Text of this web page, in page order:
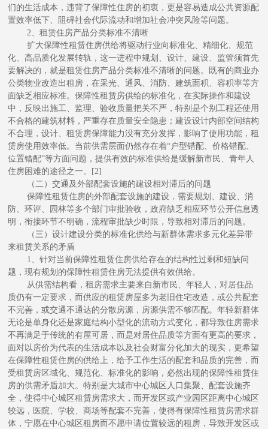
们的生活成本，违背了保障性住房的初衷，更是容易造成公共资源配
置效率低下、阻碍社会代际流动和增加社会冲突风险等问题。
2、租赁住房产品分类标准不清晰
扩大保障性租赁住房供给将驱动行业向标准化、精细化、规范
化、高品质化发展转轨，这一进程中规划、设计、建设、监管须首先
要解决的，就是租赁住房产品分类标准不清晰的问题。既有的商业办
公类物业改造出租房，在采光、通风、消防、建筑面积、容积率等方
面缺乏相应标准。保障性租赁房供给的标准化，在实际操作和建设
中，反映出施工、监理、验收质量把关不严，特别是个别工程还使用
不合格的建筑材料，严重存在质量安全隐患；建设设计内部空间结构
不合理，设计、租赁房保障能力没有充分发挥，影响了使用功能，租
赁房使用效率低。当前供需层面仍然存在着“户型错配、价格错配、
位置错配”等方面问题，提供有效的标准供给是缓解新市民、青年人
住房困难的途径之一。[2]
（二）交通及外部配套设施的建设相对滞后的问题
保障性租赁住房的外部配套设施的建设，需要规划、建设、消
防、环评、园林等多个部门审批验收，政府缺乏相应环节公开信息透
明，衔接环节不明确，流程审批缺少时限，导致相对滞后的问题。
（三）设计建设分类的标准化供给与新群体需求多元化差异带
来租赁关系的矛盾
1、针对当前保障性租赁住房供给存在的结构性过剩和短缺问
题，现有规划的保障性租赁住房无法提供有效供给。
从供需结构看，租房需求主要来自新市民、年轻人，对居住品
质仍有一定要求，而供应的租赁房屋多为老旧住宅改造，或公共配套
不完善，或交通不通达的分散房源，房源供需不够匹配。年轻新群体
无论是单身化还是家庭结构小型化的流动方式变化，都导致住房需求
不再满足于传统的有屋可居，而是对居住品质等方面有更高的要求，
面对以房价为代表的生活成本以及社会财富分化加大的现实，更希望
在保障性租赁住房的供给上，给予工作生活的配套和品质的完善，而
受租赁房区域化、规范化、标准化的影响，必然出现的保障性租赁住
房的供需矛盾加大。特别是大城市中心城区人口集聚、配套设施齐
全，使得中心城区租赁房需求大，而开发区或产业园区距离中心城区
较远，医院、学校、商场等配套不完善，使得有保障性租赁房需求群
体，宁愿在中心城区租房而不愿申请位置较远的租房，导致开发区或